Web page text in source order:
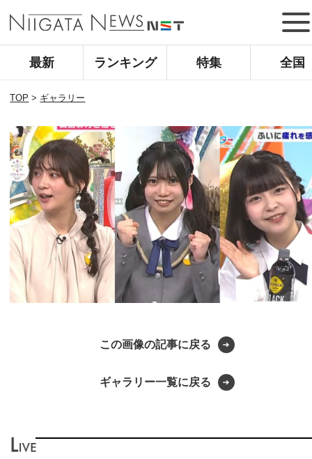
最新 ランキング 特集 全国
TOP > ギャラリー
この画像の記事に戻る
ギャラリー一覧に戻る